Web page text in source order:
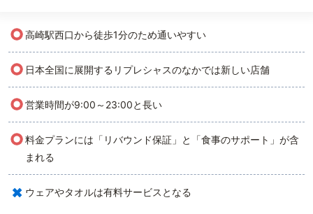
○高崎駅西口から徒歩1分のため通いやすい
○ 日本全国に展開するリプレシャスのなかでは新しい店舗
○営業時間が9:00～23:00と長い
○料金プランには「リバウンド保証」と「食事のサポート」が含
まれる
× ウェアやタオルは有料サービスとなる